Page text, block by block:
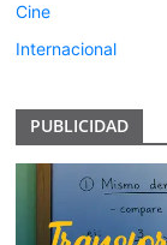
Cine
Internacional
PUBLICIDAD